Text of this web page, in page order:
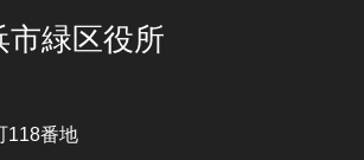
市緑区役所
118番地